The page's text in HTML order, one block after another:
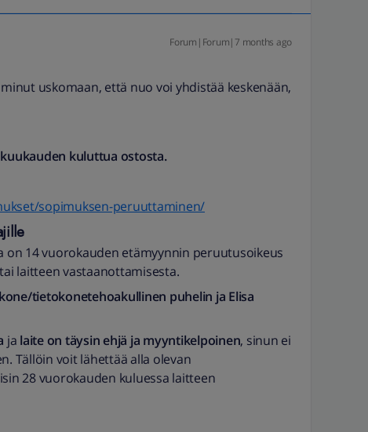
Forum|Forum|7 months ago
uskomaan, että nuo voi yhdistää keskenään,
kuluttua ostosta.
sopimuksen-peruuttaminen/
on 14 vuorokauden etämyynnin peruutusoikeus
laitteen vastaanottamisesta.
tietokonetehoakullinen puhelin ja Elisa
ja laite on täysin ehjä ja myyntikelpoinen, sinun ei
Tällöin voit lähettää alla olevan
28 vuorokauden kuluessa laitteen